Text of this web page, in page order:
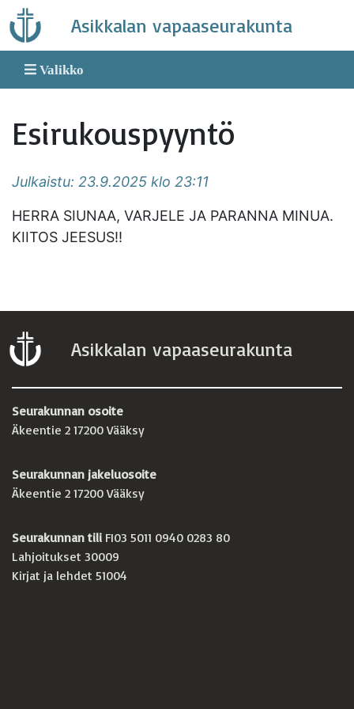
Skip
to
content
Asikkalan vapaaseurakunta
Valikko
Esirukouspyyntö
Julkaistu: 23.9.2025 klo 23:11
HERRA SIUNAA, VARJELE JA PARANNA MINUA.
KIITOS JEESUS!!
Asikkalan vapaaseurakunta
Seurakunnan osoite
Äkeentie 2 17200 Vääksy
Seurakunnan jakeluosoite
Äkeentie 2 17200 Vääksy
Seurakunnan tili FI03 5011 0940 0283 80
Lahjoitukset 30009
Kirjat ja lehdet 51004